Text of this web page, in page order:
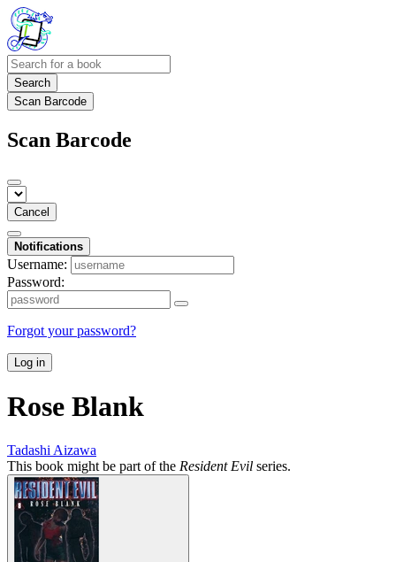
Search
Scan Barcode
Scan Barcode
Cancel
Notifications
Username:
Password:
Forgot your password?
Log in
Rose Blank
Tadashi Aizawa
This book might be part of the Resident Evil series.